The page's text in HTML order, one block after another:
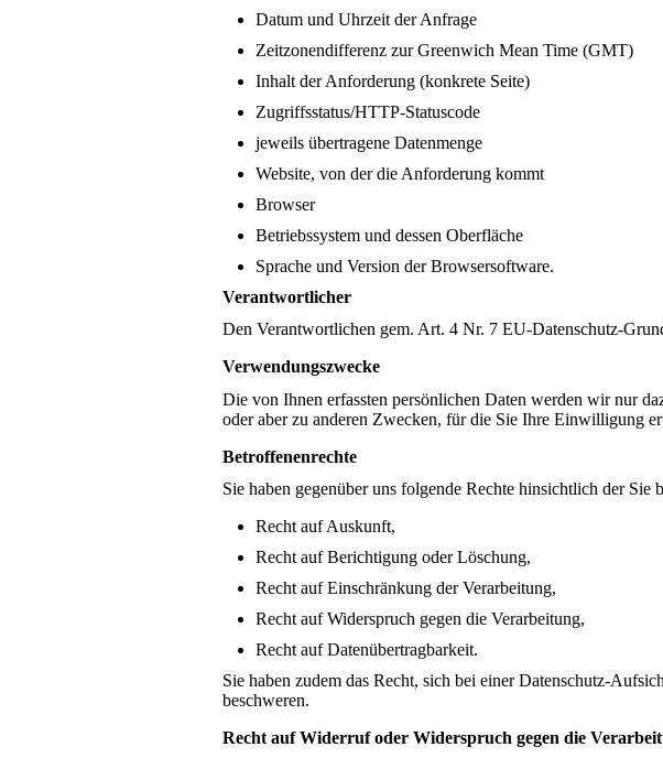
Datum und Uhrzeit der Anfrage
Zeitzonendifferenz zur Greenwich Mean Time (GMT)
Inhalt der Anforderung (konkrete Seite)
Zugriffsstatus/HTTP-Statuscode
jeweils übertragene Datenmenge
Website, von der die Anforderung kommt
Browser
Betriebssystem und dessen Oberfläche
Sprache und Version der Browsersoftware.
Verantwortlicher
Den Verantwortlichen gem. Art. 4 Nr. 7 EU-Datenschutz-
Verwendungszwecke
Die von Ihnen erfassten persönlichen Daten werden wir nur
oder aber zu anderen Zwecken, für die Sie Ihre Einwilligung
Betroffenenrechte
Sie haben gegenüber uns folgende Rechte hinsichtlich der Sie
Recht auf Auskunft,
Recht auf Berichtigung oder Löschung,
Recht auf Einschränkung der Verarbeitung,
Recht auf Widerspruch gegen die Verarbeitung,
Recht auf Datenübertragbarkeit.
Sie haben zudem das Recht, sich bei einer Datenschutz-
beschweren.
Recht auf Widerruf oder Widerspruch gegen die